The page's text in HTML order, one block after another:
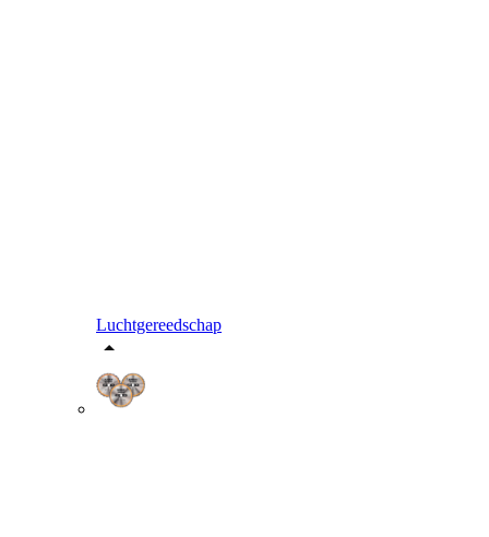
Luchtgereedschap